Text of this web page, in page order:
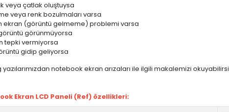
veya çatlak oluştuysa
veya renk bozulmaları varsa
ekran (görüntü gelmeme) problemi varsa
görünmüyorsa
tepki vermiyorsa
gidip geliyorsa
yazılarımızdan notebook ekran arızaları ile ilgili makalemizi
Ekran LCD Paneli (Ref) özellikleri: